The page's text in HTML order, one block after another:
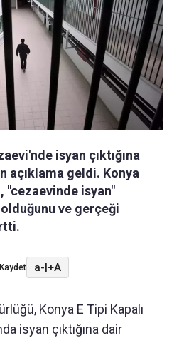
isyan çıktığına
açıklama geldi. Konya
"cezaevinde isyan"
ve gerçeği
Kaydet a-|+A
Konya E Tipi Kapalı
isyan çıktığına dair